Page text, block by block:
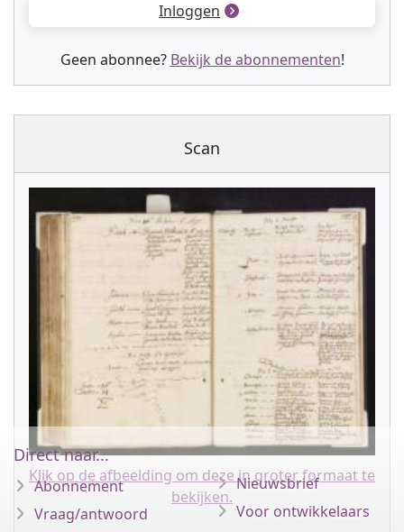
Inloggen
Geen abonnee? Bekijk de abonnementen!
Scan
Klik op de afbeelding om deze in groter formaat te
bekijken.
Direct naar...
Abonnement
Vraag/antwoord
Nieuwsbrief
Voor ontwikkelaars